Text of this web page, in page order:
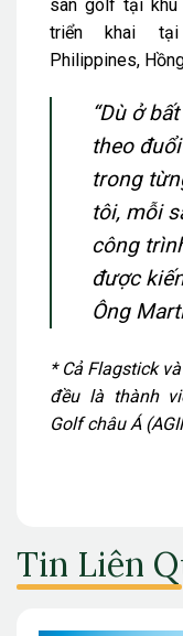
sân golf tại
triển khai tại
Philippines,
“Dù ở
theo
trong
tôi, mỗi
công
được
Ông
* Cả Flagstick
đều là thành
Golf châu Á
Tin Liên